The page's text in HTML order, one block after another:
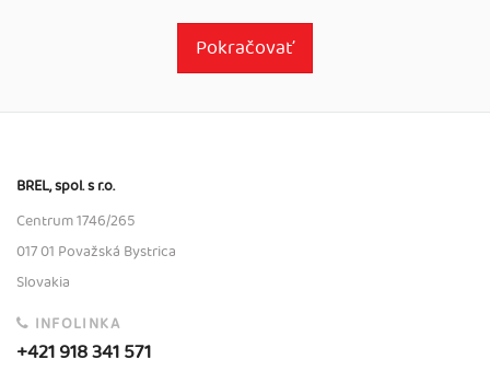
Pokračovať
BREL, spol. s r.o.
Centrum 1746/265
017 01 Považská Bystrica
Slovakia
INFOLINKA
+421 918 341 571